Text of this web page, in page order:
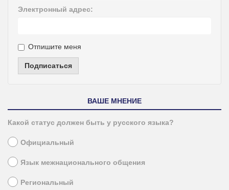
Электронный адрес:
Отпишите меня
Подписаться
ВАШЕ МНЕНИЕ
Какой статус должен быть у русского языка?
Официальный
Язык межнационального общения
Региональный